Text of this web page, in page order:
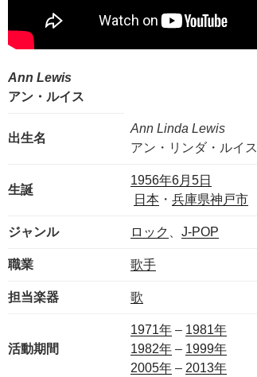
Ann Lewis
アン・ルイス
出生名
Ann Linda Lewis
アン・リンダ・ルイス
生誕
1956年6月5日
日本 ・ 兵庫県神戸市
ジャンル ロック J-POP
職業 歌手
担当楽器 歌
活動期間
1971年 – 1981年
1982年 – 1999年
2005年 – 2013年